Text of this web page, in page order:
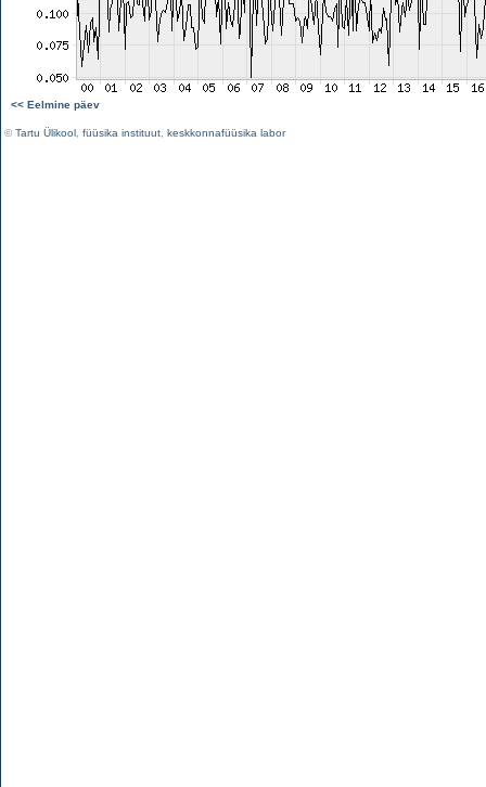
<< Eelmine päev
©Tartu Ülikool füüsika instituut keskkonnafüüsika labor